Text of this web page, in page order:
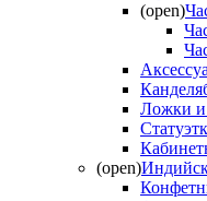
(open)
Ложки и
(open)